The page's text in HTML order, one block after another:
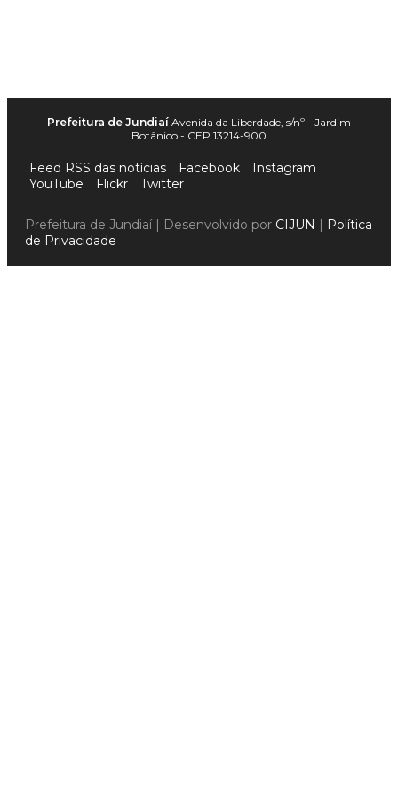
Prefeitura de Jundiaí Avenida da Liberdade, s/nº - Jardim
Botânico - CEP 13214-900
Feed RSS das notícias Facebook
Instagram
YouTube
Flickr Twitter
Prefeitura de Jundiaí | Desenvolvido por CIJUN
Política
de Privacidade